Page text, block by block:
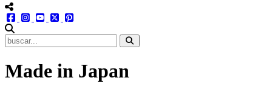
menu redes social
facebookinstagram
youtube
twitter
Made in Japan